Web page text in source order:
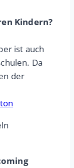
Kindern?
ist auch
Da
der